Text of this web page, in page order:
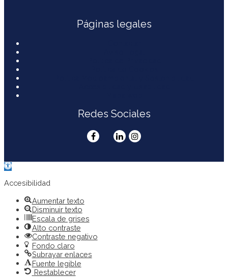
Páginas legales
Redes Sociales
Abrir
de
Accesibilidad
Aumentar texto
Disminuir texto
Escala de grises
Alto contraste
Contraste negativo
Fondo claro
Subrayar enlaces
Fuente legible
Restablecer